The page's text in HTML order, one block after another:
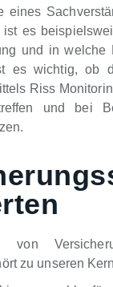
eines
es
und in welche
es wichtig, ob
Riss
und bei
von
zu unseren